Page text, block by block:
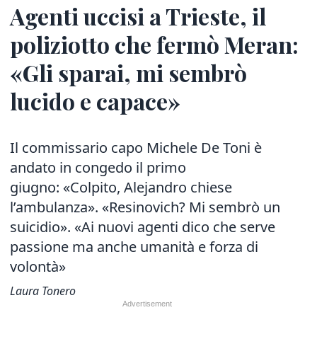
Agenti uccisi a Trieste, il
poliziotto che fermò Meran:
«Gli sparai, mi sembrò
lucido e capace»
Il commissario capo Michele De Toni è
andato in congedo il primo
giugno: «Colpito, Alejandro chiese
l’ambulanza». «Resinovich? Mi sembrò un
suicidio». «Ai nuovi agenti dico che serve
passione ma anche umanità e forza di
volontà»
Laura Tonero